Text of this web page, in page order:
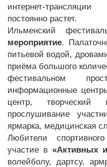
интернет-
постоянно растет.
Ильменский
мероприятие.
питьевой водой,
приёма большого
фестивальном
информационные
центр, творческий
прослушивание
ярмарка, медицинская
Любители
участие в «Активных
волейболу, дартсу,